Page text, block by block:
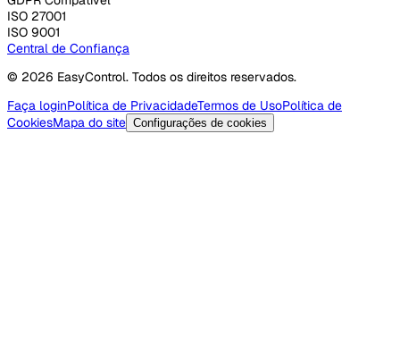
ISO 27001
ISO 9001
Central de Confiança
© 2026 EasyControl. Todos os direitos reservados.
Faça loginPolítica de PrivacidadeTermos de UsoPolítica de
CookiesMapa do site Configurações de cookies